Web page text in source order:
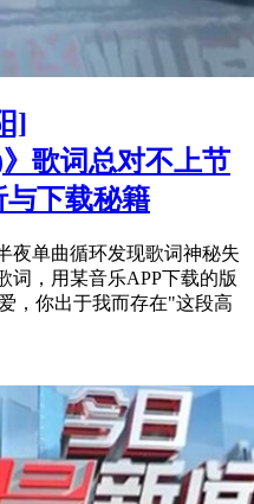
]
》歌词总对不上节
下载秘籍
夜单曲循环发现歌词神秘失
词，用某音乐APP下载的版
，你出于我而存在"这段高